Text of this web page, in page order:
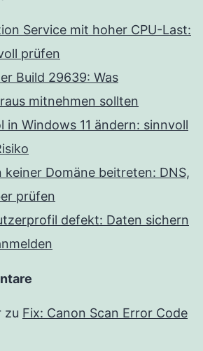
Service mit hoher CPU-Last:
prüfen
Build 29639: Was
mitnehmen sollten
in Windows 11 ändern: sinnvoll
keiner Domäne beitreten: DNS,
prüfen
defekt: Daten sichern
zu Fix: Canon Scan Error Code